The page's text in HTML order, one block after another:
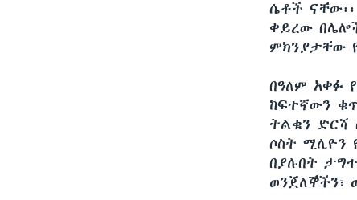
ሴቶች
ቀይረው
ምክንያታቸው
በዓለም አቀፉ
ከፍተኛውን
ትልቁን ድርሻ
ሶስት ሚሊዮን
በያሉበት
ወንጀለኞችን፣